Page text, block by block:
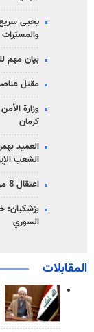
يحيى
والمسيّرات
بيان مهم
مقتل
كرمان
العميد
الشعب
اعتقال 8 من كبار الأشرار المسلحين ومنتسبي الجماعات الإرهابية
السوري
المقابلات